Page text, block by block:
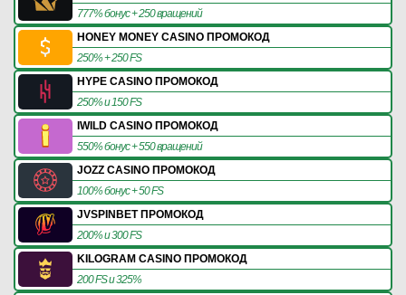
777% бонус + 250 вращений
HONEY MONEY CASINO ПРОМОКОД
250% + 250 FS
HYPE CASINO ПРОМОКОД
250% и 150 FS
IWILD CASINO ПРОМОКОД
550% бонус + 550 вращений
JOZZ CASINO ПРОМОКОД
100% бонус + 50 FS
JVSPINBET ПРОМОКОД
200% и 300 FS
KILOGRAM CASINO ПРОМОКОД
200 FS и 325%